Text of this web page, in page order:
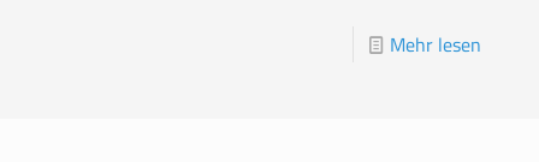
Mehr lesen